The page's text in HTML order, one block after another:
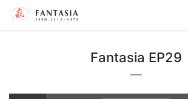
Fantasia EP29